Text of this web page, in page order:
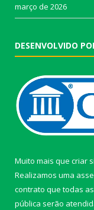
março de 2026
DESENVOLVIDO
Muito mais que criar
Realizamos uma
contrato que todas
pública serão